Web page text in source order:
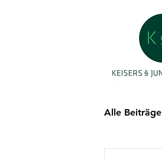
Alle Beiträge